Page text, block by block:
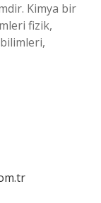
Kimya bir
fizik,